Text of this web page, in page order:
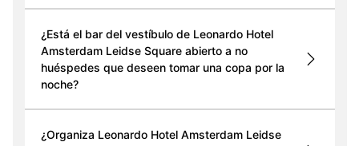
¿Está el bar del vestíbulo de Leonardo Hotel
Amsterdam Leidse Square abierto a no
huéspedes que deseen tomar una copa por la
noche?
¿Organiza Leonardo Hotel Amsterdam Leidse